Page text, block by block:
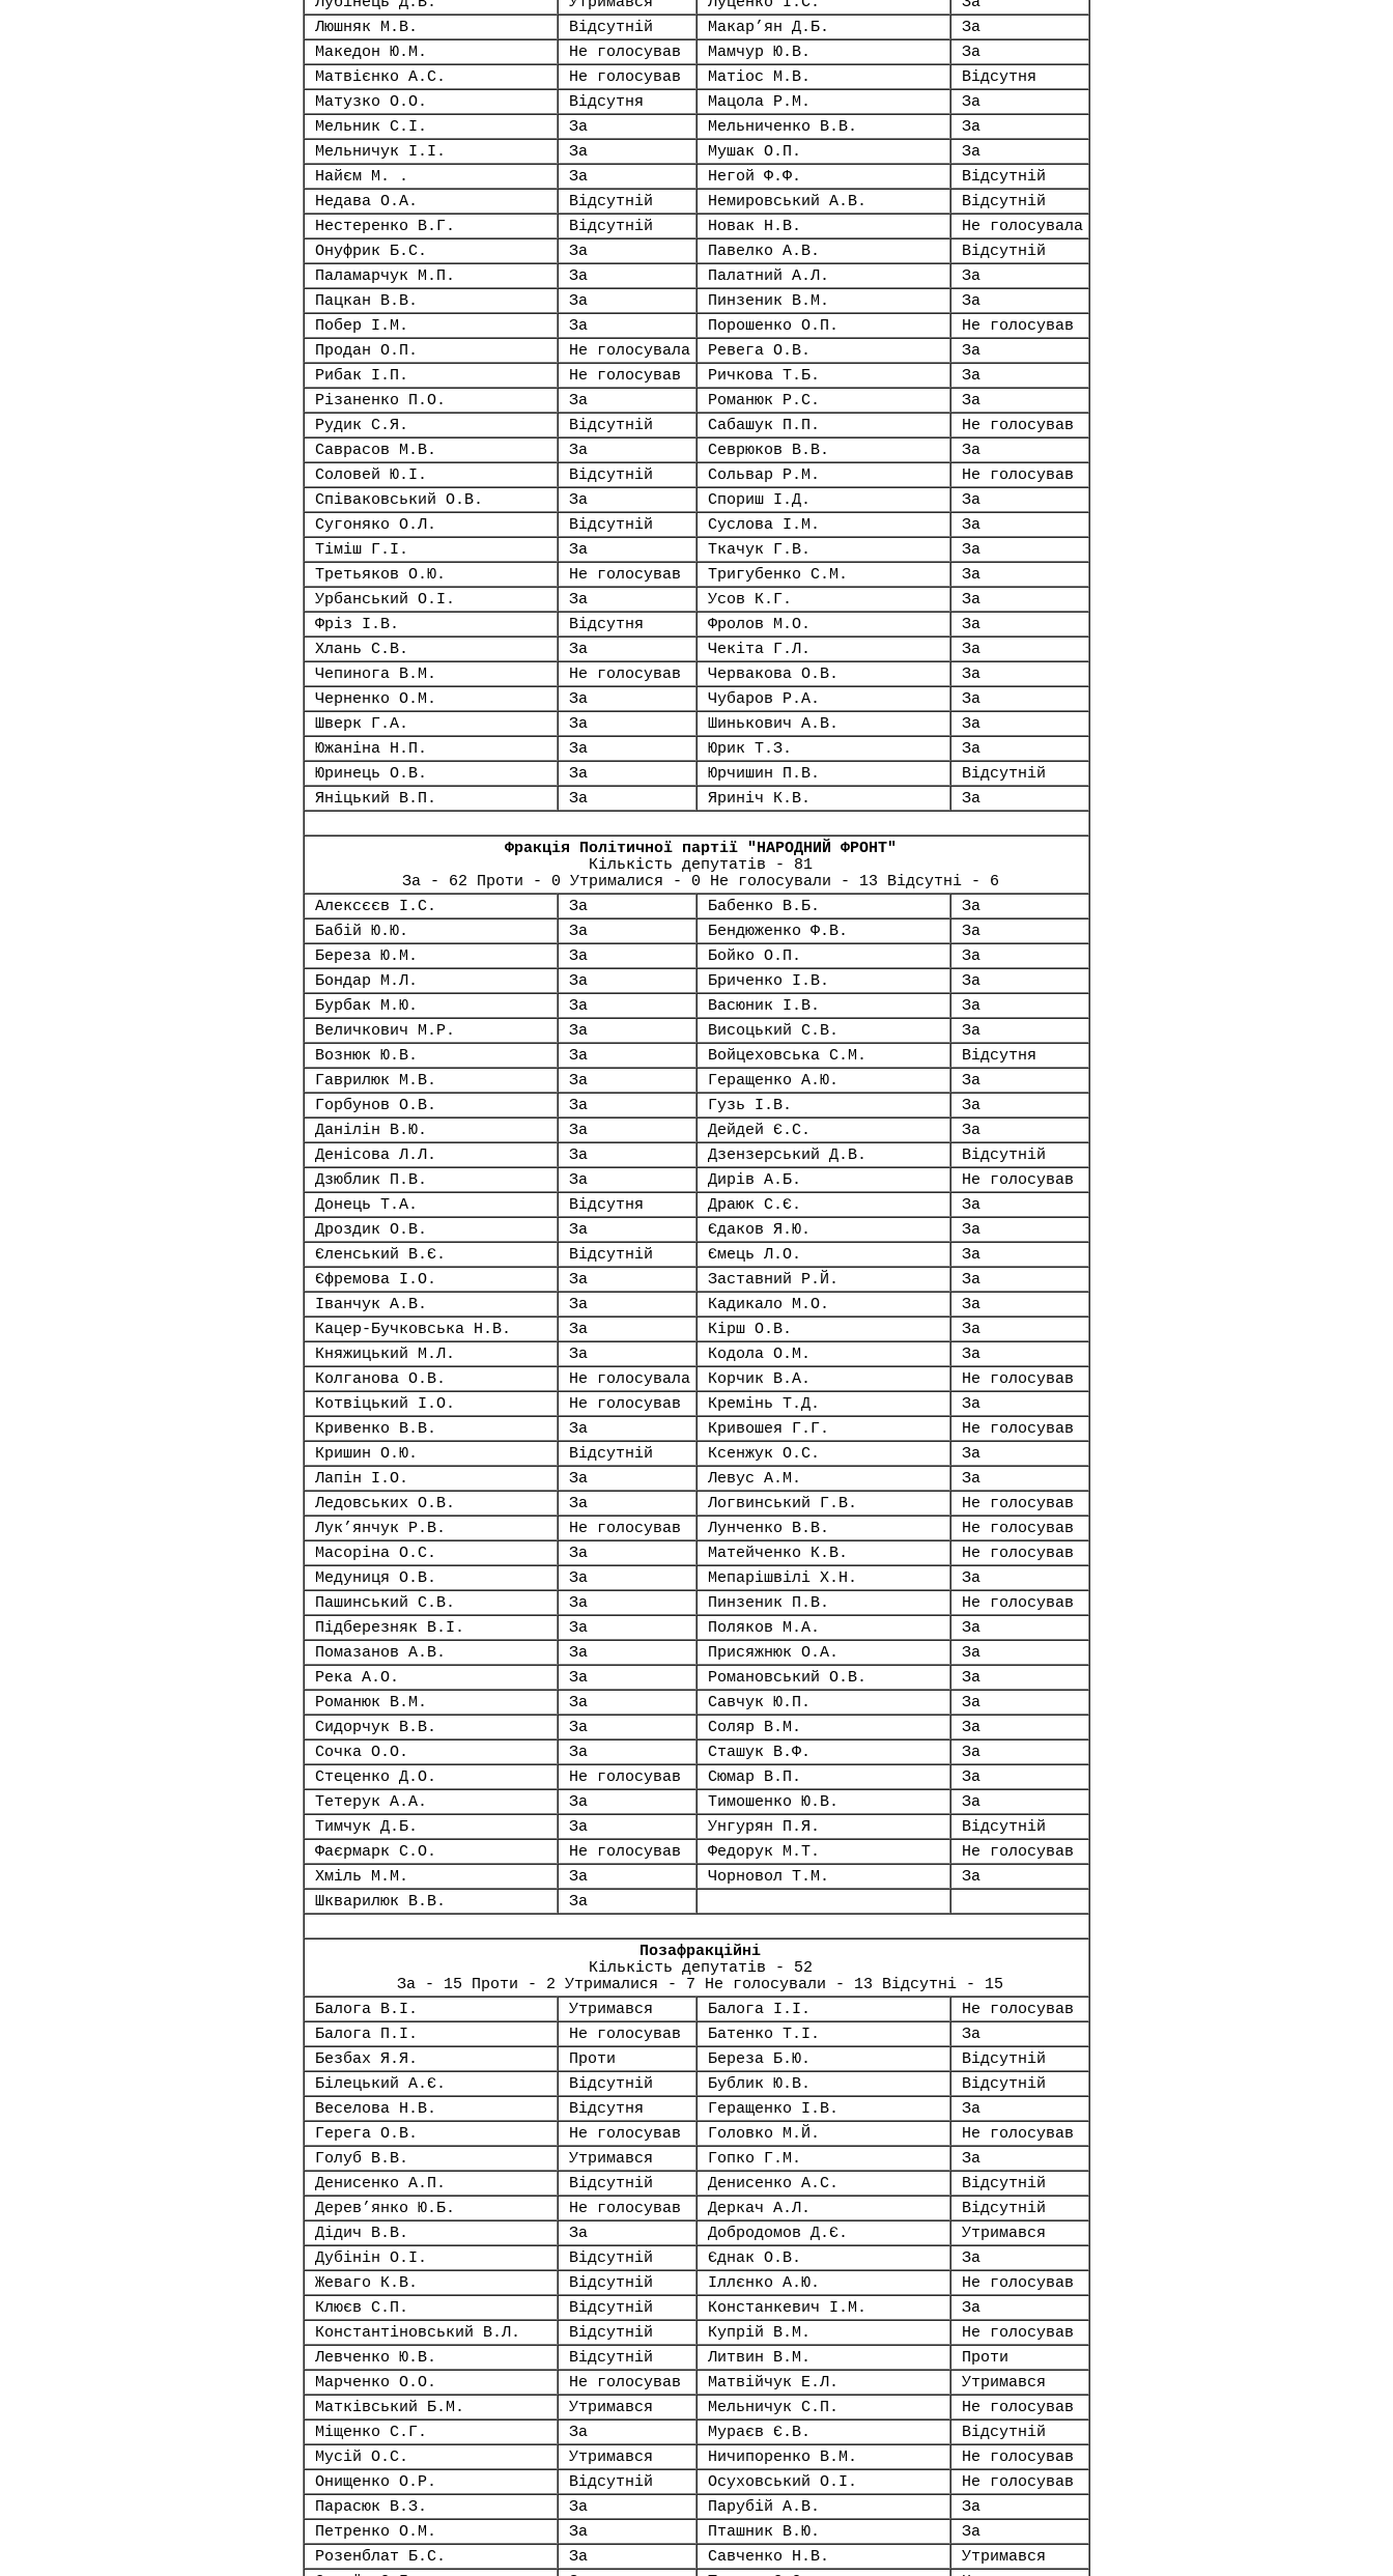
Люшняк М.В.
Відсутній Макар’ян Д.Б.
За
Македон Ю.М.
Не голосував Мамчур Ю.В.
За
Матвієнко А.С.
Не голосував Матіос М.В.
Відсутня
Матузко О.О.
Відсутня Мацола Р.М.
За
Мельник С.І.
За Мельниченко В.В.
За
Мельничук І.І.
За Мушак О.П.
За
Найєм М. .
За Негой Ф.Ф.
Відсутній
Недава О.А.
Відсутній Немировський А.В.
Відсутній
Нестеренко В.Г.
Відсутній Новак Н.В.
Не голосувала
Онуфрик Б.С.
За Павелко А.В.
Відсутній
Паламарчук М.П.
За Палатний А.Л.
За
Пацкан В.В.
За Пинзеник В.М.
За
Побер І.М.
За Порошенко О.П.
Не голосував
Продан О.П.
Не голосувала Ревега О.В.
За
Рибак І.П.
Не голосував Ричкова Т.Б.
За
Різаненко П.О.
За Романюк Р.С.
За
Рудик С.Я.
Відсутній Сабашук П.П.
Не голосував
Саврасов М.В.
За Севрюков В.В.
За
Соловей Ю.І.
Відсутній Сольвар Р.М.
Не голосував
Співаковський О.В.
За Спориш І.Д.
За
Сугоняко О.Л.
Відсутній Суслова І.М.
За
Тіміш Г.І.
За Ткачук Г.В.
За
Третьяков О.Ю.
Не голосував Тригубенко С.М.
За
Урбанський О.І.
За Усов К.Г.
За
Фріз І.В.
Відсутня Фролов М.О.
За
Хлань С.В.
За Чекіта Г.Л.
За
Чепинога В.М.
Не голосував Червакова О.В.
За
Черненко О.М.
За Чубаров Р.А.
За
Шверк Г.А.
За Шинькович А.В.
За
Южаніна Н.П.
За Юрик Т.З.
За
Юринець О.В.
За Юрчишин П.В.
Відсутній
Яніцький В.П.
За Яриніч К.В. За
Фракція Політичної партії "НАРОДНИЙ ФРОНТ"
Кількість депутатів - 81
За - 62 Проти - 0 Утрималися - 0 Не голосували - 13 Відсутні - 6
Алексєєв І.С.
За Бабенко В.Б.
За
Бабій Ю.Ю.
За Бендюженко Ф.В.
За
Береза Ю.М.
За Бойко О.П.
За
Бондар М.Л.
За Бриченко І.В.
За
Бурбак М.Ю.
За Васюник І.В.
За
Величкович М.Р.
За Висоцький С.В.
За
Вознюк Ю.В.
За Войцеховська С.М.
Відсутня
Гаврилюк М.В.
За Геращенко А.Ю.
За
Горбунов О.В.
За Гузь І.В.
За
Данілін В.Ю.
За Дейдей Є.С.
За
Денісова Л.Л.
За Дзензерський Д.В.
Відсутній
Дзюблик П.В.
За Дирів А.Б.
Не голосував
Донець Т.А.
Відсутня Драюк С.Є.
За
Дроздик О.В.
За Єдаков Я.Ю.
За
Єленський В.Є.
Відсутній Ємець Л.О.
За
Єфремова І.О.
За Заставний Р.Й.
За
Іванчук А.В.
За Кадикало М.О.
За
Кацер-Бучковська Н.В.
За Кірш О.В.
За
Княжицький М.Л.
За Кодола О.М.
За
Колганова О.В.
Не голосувала Корчик В.А.
Не голосував
Котвіцький І.О.
Не голосував Кремінь Т.Д.
За
Кривенко В.В.
За Кривошея Г.Г.
Не голосував
Кришин О.Ю.
Відсутній Ксенжук О.С.
За
Лапін І.О.
За Левус А.М.
За
Ледовських О.В.
За Логвинський Г.В.
Не голосував
Лук’янчук Р.В.
Не голосував Лунченко В.В.
Не голосував
Масоріна О.С.
За Матейченко К.В.
Не голосував
Медуниця О.В.
За Мепарішвілі Х.Н.
За
Пашинський С.В.
За Пинзеник П.В.
Не голосував
Підберезняк В.І.
За Поляков М.А.
За
Помазанов А.В.
За Присяжнюк О.А.
За
Река А.О.
За Романовський О.В.
За
Романюк В.М.
За Савчук Ю.П.
За
Сидорчук В.В.
За Соляр В.М.
За
Сочка О.О.
За Сташук В.Ф.
За
Стеценко Д.О.
Не голосував Сюмар В.П.
За
Тетерук А.А.
За Тимошенко Ю.В.
За
Тимчук Д.Б.
За Унгурян П.Я.
Відсутній
Фаєрмарк С.О.
Не голосував Федорук М.Т.
Не голосував
Хміль М.М.
За Чорновол Т.М.
За
Шкварилюк В.В.
За
Позафракційні
Кількість депутатів - 52
За - 15 Проти - 2 Утрималися - 7 Не голосували - 13 Відсутні - 15
Балога В.І.
Утримався Балога І.І.
Не голосував
Балога П.І.
Не голосував Батенко Т.І.
За
Безбах Я.Я.
Проти Береза Б.Ю.
Відсутній
Білецький А.Є.
Відсутній Бублик Ю.В.
Відсутній
Веселова Н.В.
Відсутня Геращенко І.В.
За
Герега О.В.
Не голосував Головко М.Й.
Не голосував
Голуб В.В.
Утримався Гопко Г.М.
За
Денисенко А.П.
Відсутній Денисенко А.С.
Відсутній
Дерев’янко Ю.Б.
Не голосував Деркач А.Л.
Відсутній
Дідич В.В.
За Добродомов Д.Є.
Утримався
Дубінін О.І.
Відсутній Єднак О.В.
За
Жеваго К.В.
Відсутній Іллєнко А.Ю.
Не голосував
Клюєв С.П.
Відсутній Констанкевич І.М.
За
Константіновський В.Л.
Відсутній Купрій В.М.
Не голосував
Левченко Ю.В.
Відсутній Литвин В.М.
Проти
Марченко О.О.
Не голосував Матвійчук Е.Л.
Утримався
Матківський Б.М.
Утримався Мельничук С.П.
Не голосував
Міщенко С.Г.
За Мураєв Є.В.
Відсутній
Мусій О.С.
Утримався Ничипоренко В.М.
Не голосував
Онищенко О.Р.
Відсутній Осуховський О.І.
Не голосував
Парасюк В.З.
За Парубій А.В.
За
Петренко О.М.
За Пташник В.Ю.
За
Розенблат Б.С.
За Савченко Н.В.
Утримався